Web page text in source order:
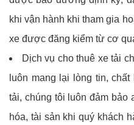
khi vận hành khi tham gia
xe được đăng kiểm từ cơ
Dịch vụ cho thuê xe tải
luôn mang lại lòng tin,
tải, chúng tôi luôn đảm bảo
hóa, tài sản khi quý khách